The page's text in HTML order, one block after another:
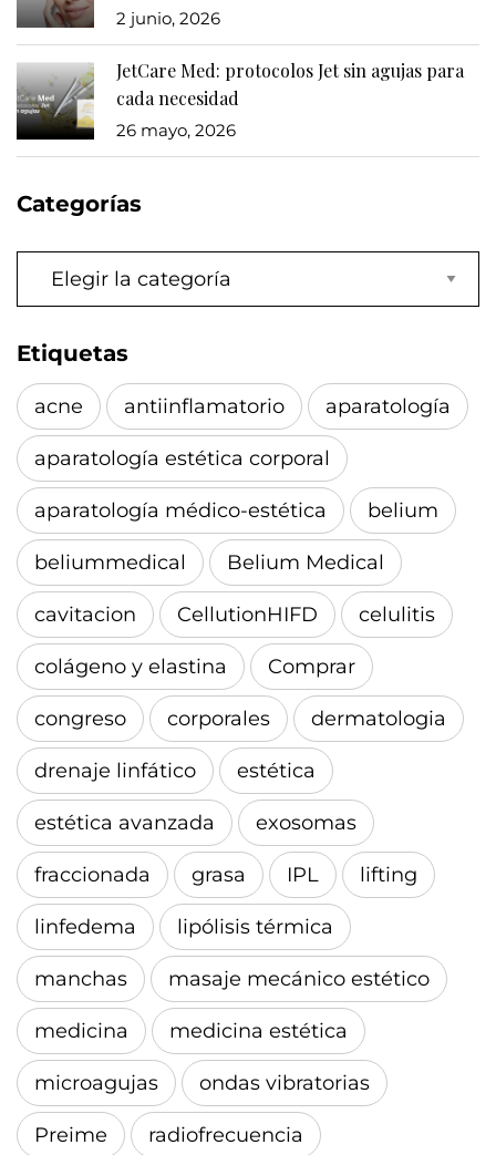
2 junio, 2026
JetCare Med: protocolos Jet sin agujas para
cada necesidad
26 mayo, 2026
Categorías
Categorías
Etiquetas
acne antiinflamatorio aparatología
aparatología estética corporal
aparatología médico-estética belium
beliummedical Belium Medical
cavitacion CellutionHIFD celulitis
colágeno y elastina Comprar
congreso corporales dermatologia
drenaje linfático estética
estética avanzada exosomas
fraccionada grasa IPL lifting
linfedema lipólisis térmica
manchas masaje mecánico estético
medicina medicina estética
microagujas ondas vibratorias
Preime radiofrecuencia